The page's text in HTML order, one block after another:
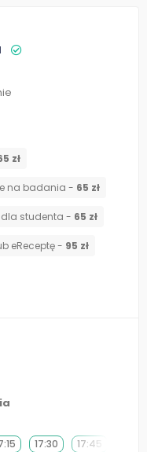
zł
na badania - 65 zł
dla studenta - 65 zł
eReceptę - 95 zł
17:30 17:45